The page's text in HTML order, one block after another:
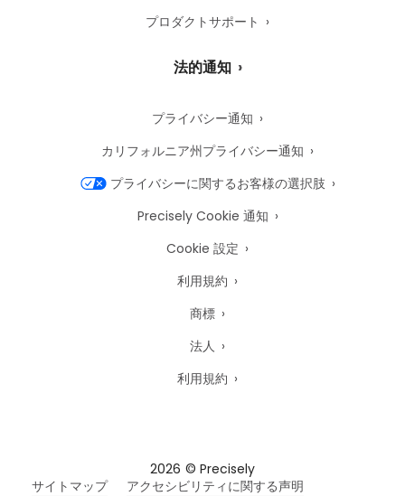
プロダクトサポート
法的通知
プライバシー通知
カリフォルニア州プライバシー通知
プライバシーに関するお客様の選択肢
Precisely Cookie 通知
Cookie 設定
利用規約
商標
法人
利用規約
2026 © Precisely
サイトマップ
アクセシビリティに関する声明